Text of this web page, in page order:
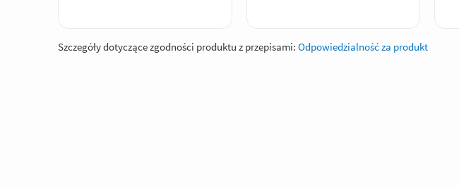
Szczegóły dotyczące zgodności produktu z przepisami: Odpowiedzialność za produkt